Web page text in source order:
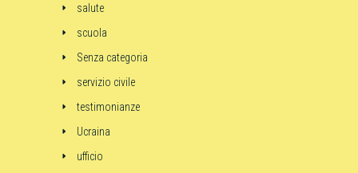
salute
scuola
Senza categoria
servizio civile
testimonianze
Ucraina
ufficio